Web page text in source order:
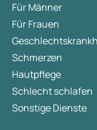
Für Männer
Für Frauen
Schmerzen
Hautpflege
Schlecht schlafen
Sonstige Dienste